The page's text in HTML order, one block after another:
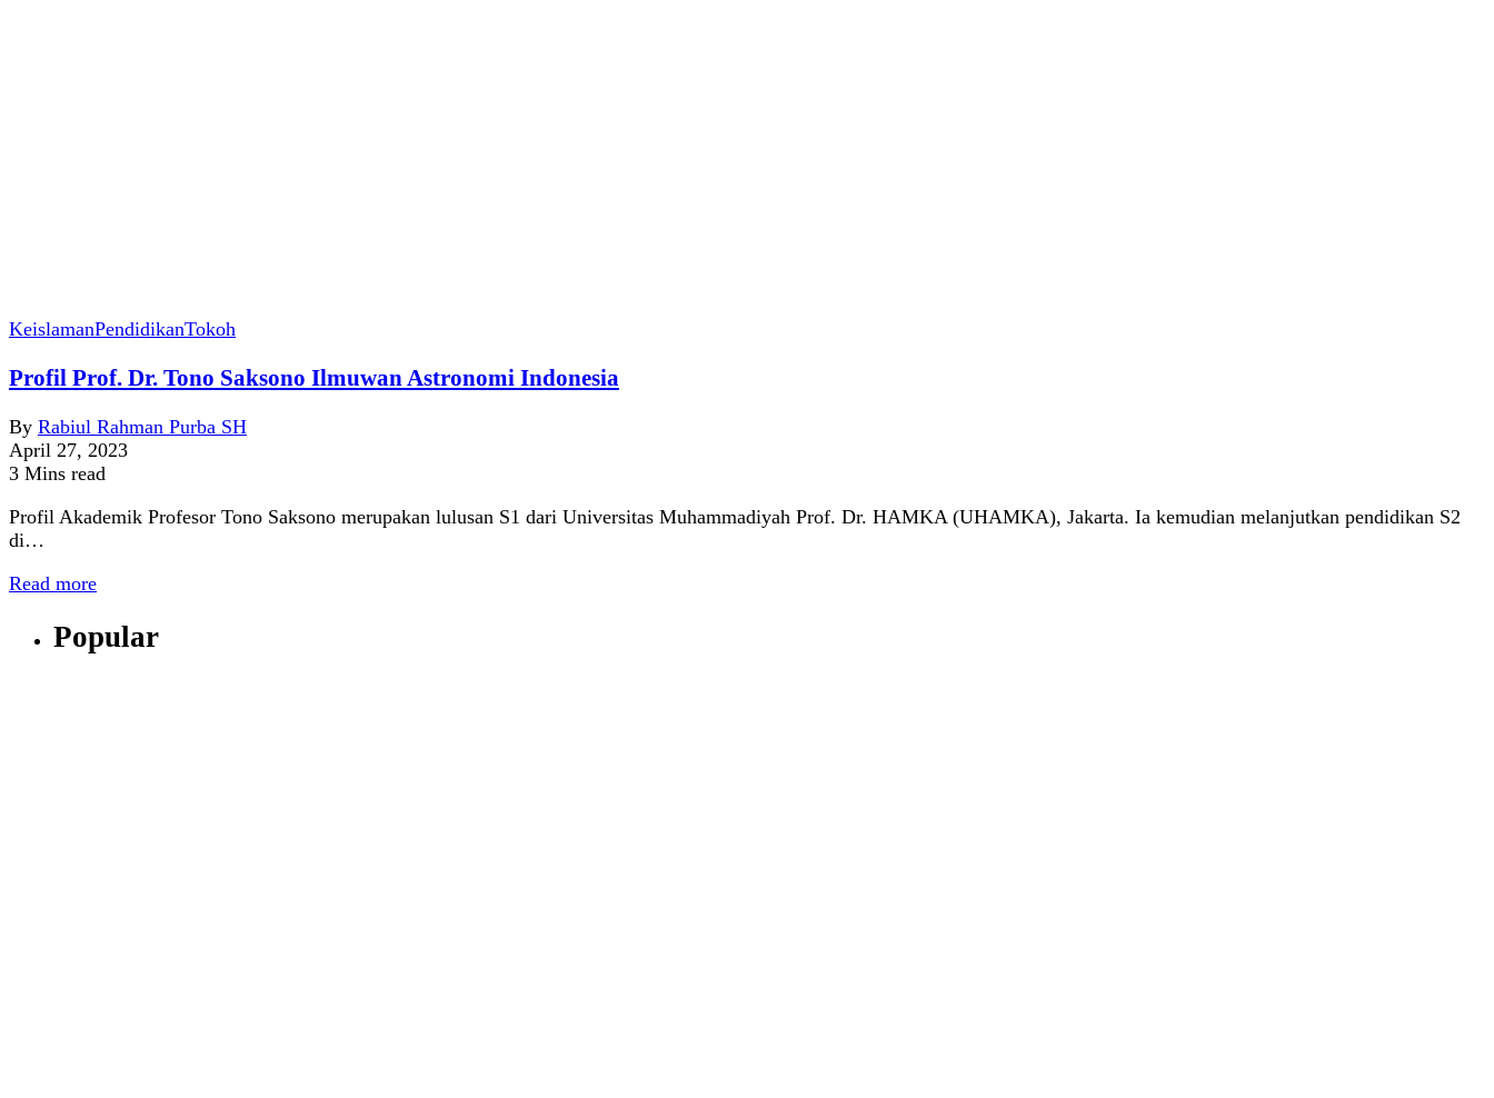
KeislamanPendidikanTokoh
Profil Prof. Dr. Tono Saksono Ilmuwan Astronomi Indonesia
By Rabiul Rahman Purba SH
April 27, 2023
3 Mins read
Profil Akademik ​Profesor Tono Saksono merupakan lulusan S1 dari Universitas Muhammadiyah Prof. Dr. HAMKA (UHAMKA), Jakarta. Ia kemudian melanjutkan pendidikan S2
di…
Read more
Popular